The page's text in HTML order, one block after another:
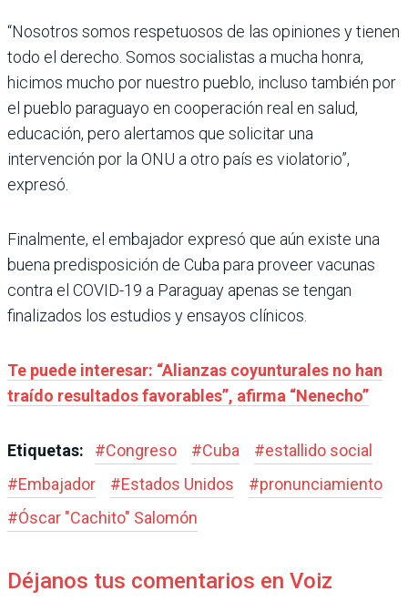
“Nosotros somos respetuosos de las opiniones y tienen
todo el derecho. Somos socialistas a mucha honra,
hicimos mucho por nuestro pueblo, incluso también por
el pueblo paraguayo en cooperación real en salud,
educación, pero alertamos que solicitar una
intervención por la ONU a otro país es violatorio”,
expresó.
Finalmente, el embajador expresó que aún existe una
buena predisposición de Cuba para proveer vacunas
contra el COVID-19 a Paraguay apenas se tengan
finalizados los estudios y ensayos clínicos.
Te puede interesar: “Alianzas coyunturales no han
traído resultados favorables”, afirma “Nenecho”
Etiquetas: #Congreso #Cuba #estallido social
#Embajador #Estados Unidos #pronunciamiento
#Óscar "Cachito" Salomón
Déjanos tus comentarios en Voiz